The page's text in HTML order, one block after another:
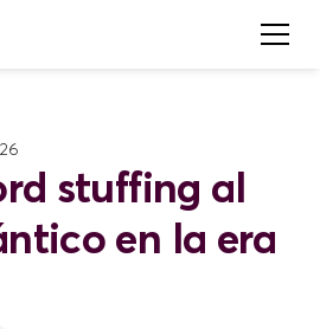
stuffing al
en la era